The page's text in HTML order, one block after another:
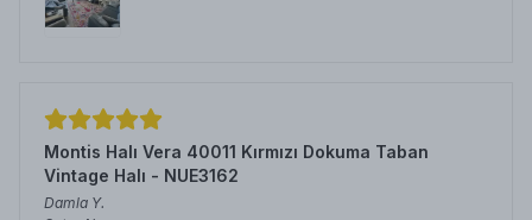
Montis Halı Vera 40011 Kırmızı Dokuma Taban
Vintage Halı - NUE3162
Damla Y.